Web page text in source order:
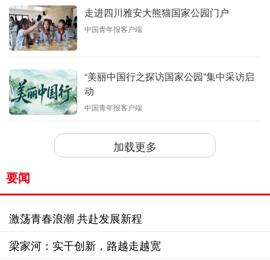
走进四川雅安大熊猫国家公园门户
中国青年报客户端
“美丽中国行之探访国家公园”集中采访启
动
中国青年报客户端
加载更多
要闻
激荡青春浪潮 共赴发展新程
梁家河：实干创新，路越走越宽